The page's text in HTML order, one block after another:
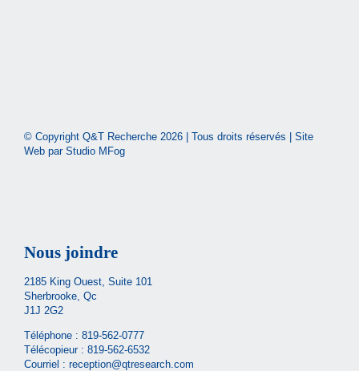
© Copyright Q&T Recherche 2026 | Tous droits réservés | Site
Web par Studio MFog
Nous joindre
2185 King Ouest, Suite 101
Sherbrooke, Qc
J1J 2G2
Téléphone : 819-562-0777
Télécopieur : 819-562-6532
Courriel : reception@qtresearch.com